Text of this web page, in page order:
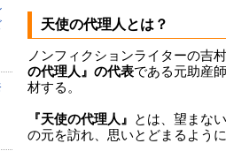
天使の代理人とは？
ノンフィクションライターの吉
の代理人』の代表である元助産
材する。
『天使の代理人』
とは、望まな
の元を訪れ、思いとどまるよう